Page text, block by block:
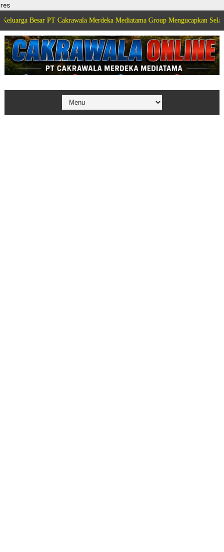
res
Besar PT Cakrawala Merdeka Mediatama Group Mengucapkan Selamat